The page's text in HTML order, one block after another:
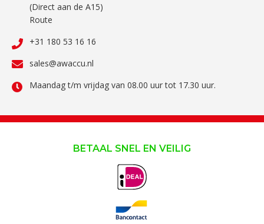
(Direct aan de A15)
Route
+31 180 53 16 16
sales@awaccu.nl
Maandag t/m vrijdag van 08.00 uur tot 17.30 uur.
BETAAL SNEL EN VEILIG